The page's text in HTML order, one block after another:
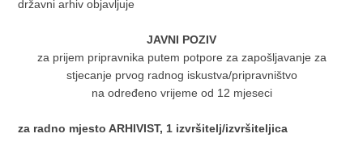
državni arhiv objavljuje
JAVNI POZIV
za prijem pripravnika putem potpore za zapošljavanje za
stjecanje prvog radnog iskustva/pripravništvo
na određeno vrijeme od 12 mjeseci
za radno mjesto ARHIVIST, 1 izvršitelj/izvršiteljica